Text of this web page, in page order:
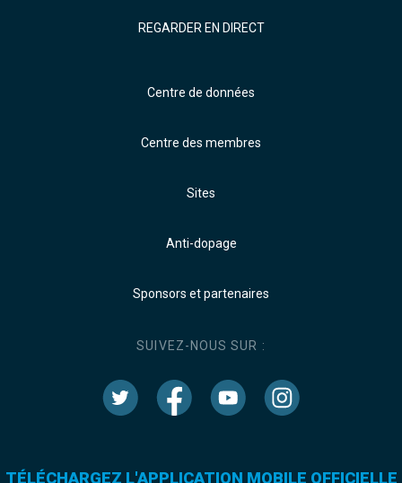
REGARDER EN DIRECT
Centre de données
Centre des membres
Sites
Anti-dopage
Sponsors et partenaires
SUIVEZ-NOUS SUR :
TÉLÉCHARGEZ L'APPLICATION MOBILE OFFICIELLE